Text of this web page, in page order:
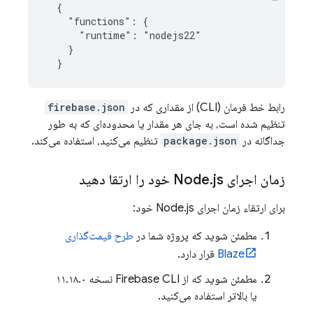
  {
    "functions": {
      "runtime": "nodejs22"
    }
رابط خط فرمان (CLI) از مقداری که در firebase.json
تنظیم شده است، به جای هر مقدار یا محدوده‌ای که به طور
جداگانه در
package.json تنظیم می‌کنید، استفاده می‌کند.
زمان اجرای Node .js خود را ارتقا دهید
برای ارتقاء زمان اجرای Node.js خود:
مطمئن شوید که پروژه شما در طرح قیمت‌گذاری
Blaze قرار دارد.
مطمئن شوید که از
Firebase
CLI نسخه ۱۱.۱۸.۰
یا بالاتر استفاده می‌کنید.